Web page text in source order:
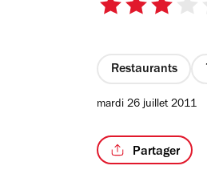
3
étoiles
Restaurants
mardi 26 juillet 2011
Partager